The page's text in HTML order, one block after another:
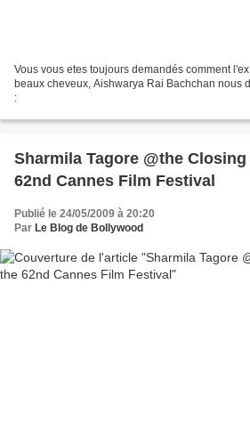
Vous vous etes toujours demandés comment
beaux cheveux, Aishwarya Rai Bachchan nous
:
Sharmila Tagore @the
62nd Cannes Film Festival
Publié le 24/05/2009 à 20:20
Par Le Blog de Bollywood